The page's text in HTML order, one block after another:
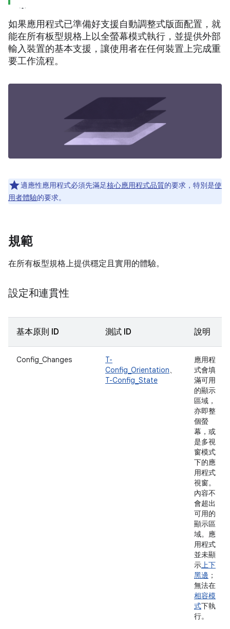
如果應用程式已準備好支援自動調整式版面配置，就
能在所有板型規格上以全螢幕模式執行，並提供外部
輸入裝置的基本支援，讓使用者在任何裝置上完成重
要工作流程。
適應性應用程式必須先滿足核心應用程式品質的要求，特別是使
用者體驗的要求。
規範
在所有板型規格上提供穩定且實用的體驗。
設定和連貫性
基本原則 ID 測試 ID 說明
Config_Changes
T-
Config_Orientation、
T-Config_State
應用程
式會填
滿可用
的顯示
區域，
亦即整
個螢
幕，或
是多視
窗模式
下的應
用程式
視窗。
內容不
會超出
可用的
顯示區
域。應
用程式
並未顯
示上下
黑邊 ；
無法在
相容模
式下執
行。